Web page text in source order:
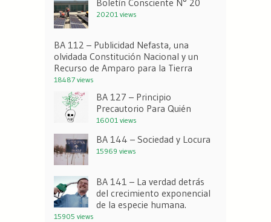
Boletín Consciente N° 20
20201 views
BA 112 – Publicidad Nefasta, una
olvidada Constitución Nacional y un
Recurso de Amparo para la Tierra
18487 views
BA 127 – Principio
Precautorio Para Quién
16001 views
BA 144 – Sociedad y Locura
15969 views
BA 141 – La verdad detrás
del crecimiento exponencial
de la especie humana.
15905 views